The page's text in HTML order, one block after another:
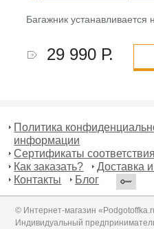
Багажник устанавливается
29 990 Р.
Политика
информации
Сертификаты соответствия
Как заказать?
Доставка
Контакты
Блог
© Интернет-магазин
Индивидуальный